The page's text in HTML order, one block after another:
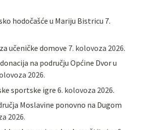
hodočašće u Mariju Bistricu 7.
učeničke domove 7. kolovoza 2026.
na području Općine Dvor u
2026.
sportske igre 6. kolovoza 2026.
Moslavine ponovno na Dugom
2026.